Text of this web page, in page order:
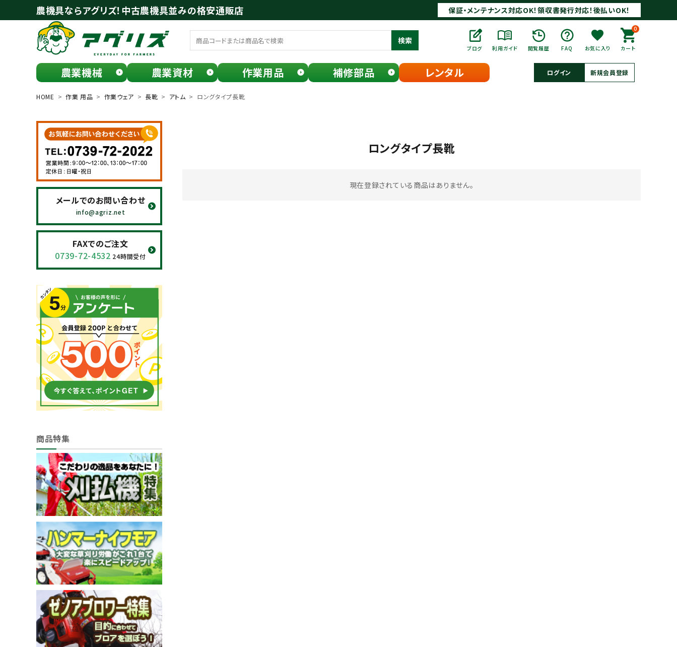
農機具ならアグリズ！中古農機具並みの格安通販店 保証・メンテナンス対応OK！領収書発行対応！後払いOK！
検索
ブログ 利用ガイド 閲覧履歴 FAQ お気に入り
0
カート
農業機械 農業資材 作業用品 補修部品 レンタル ログイン 新規会員登録
ログイン person 会員登録
search
農業資材
作業用品
補修部品
メールでのお問い合わせ
info@agriz.net
FAXでのご注文
0739-72-453224時間受付
HOME 作業 用品 作業ウェア 長靴 アトム ロングタイプ長靴
メールでのお問い合わせ
info@agriz.net
FAXでのご注文
0739-72-4532 24時間受付
商品特集
ロングタイプ長靴
現在登録されている商品はありません。